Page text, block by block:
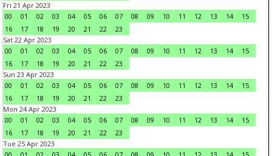
Fri 21 Apr 2023
00
01 02 03 04 05 06 07 08 09 10 11 12 13 14
15
16
17 18 19 20 21 22
23
Sat 22 Apr 2023
00
01 02 03 04 05 06 07 08 09 10 11 12 13 14
15
16
17 18 19 20 21 22
23
Sun 23 Apr 2023
00
01 02 03 04 05 06 07 08 09 10 11 12 13 14
15
16
17 18 19 20 21 22
23
Mon 24 Apr 2023
00
01 02 03 04 05 06 07 08 09 10 11 12 13 14
15
16
17 18 19 20 21 22
23
Tue 25 Apr 2023